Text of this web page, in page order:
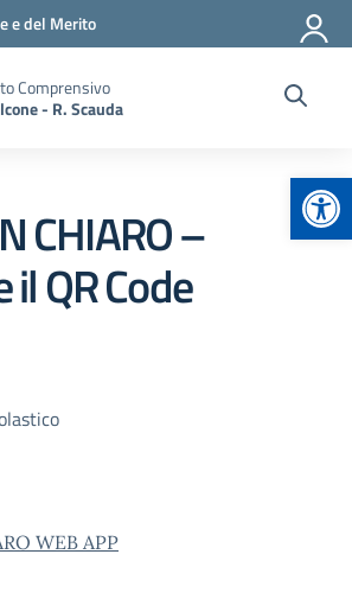
e del Merito
Comprensivo
- R. Scauda
CHIARO –
QR Code
WEB APP